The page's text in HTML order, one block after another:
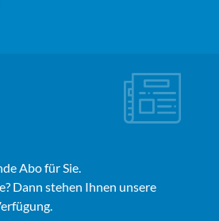
Abo für Sie.
Dann stehen Ihnen unsere